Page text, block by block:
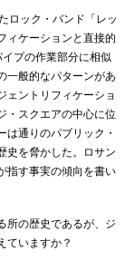
ロック・バンド「レッ
ィケーションと直接的
プの作業部分に相似
一般的なパターンがあ
ェントリフィケーショ
・スクエアの中心に位
通りのパブリック・
史を脅かした。ロサン
指す事実の傾向を書い
所の歴史であるが、ジ
ていますか？